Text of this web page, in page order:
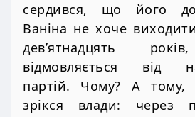
сердився, що його
Ваніна не хоче
дев’ятнадцять
відмовляється від
партій. Чому? А
зрікся влади: через